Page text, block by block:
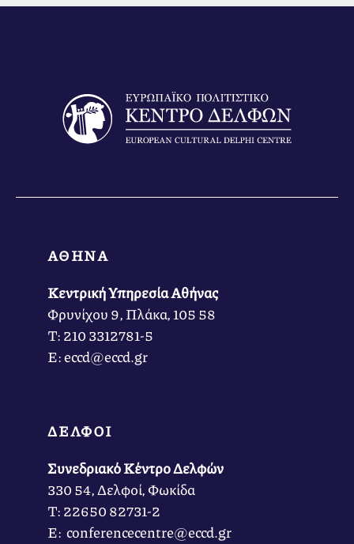
ΑΘΗΝΑ
Κεντρική Υπηρεσία Αθήνας
Φρυνίχου 9, Πλάκα, 105 58
Τ: 210 3312781-5
Ε: eccd@eccd.gr
ΔΕΛΦΟΙ
Συνεδριακό Κέντρο Δελφών
330 54, Δελφοί, Φωκίδα
Τ: 22650 82731-2
Ε: conferencecentre@eccd.gr